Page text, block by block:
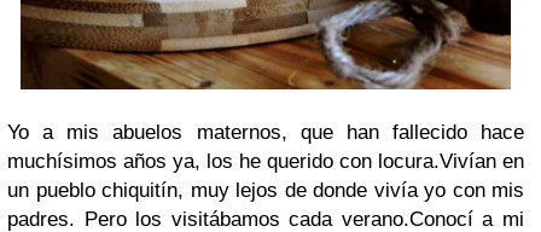
Yo a mis abuelos maternos, que han fallecido hace
muchísimos años ya, los he querido con locura.Vivían en
un pueblo chiquitín, muy lejos de donde vivía yo con mis
padres. Pero los visitábamos cada verano.Conocí a mi